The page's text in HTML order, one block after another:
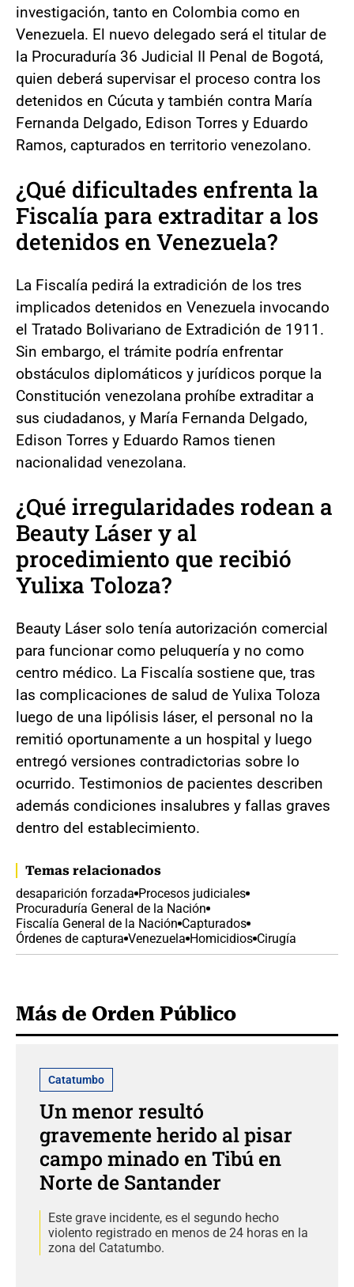
investigación, tanto en Colombia como en
Venezuela. El nuevo delegado será el titular de
la Procuraduría 36 Judicial II Penal de Bogotá,
quien deberá supervisar el proceso contra los
detenidos en Cúcuta y también contra María
Fernanda Delgado, Edison Torres y Eduardo
Ramos, capturados en territorio venezolano.
¿Qué dificultades enfrenta la
Fiscalía para extraditar a los
detenidos en Venezuela?
La Fiscalía pedirá la extradición de los tres
implicados detenidos en Venezuela invocando
el Tratado Bolivariano de Extradición de 1911.
Sin embargo, el trámite podría enfrentar
obstáculos diplomáticos y jurídicos porque la
Constitución venezolana prohíbe extraditar a
sus ciudadanos, y María Fernanda Delgado,
Edison Torres y Eduardo Ramos tienen
nacionalidad venezolana.
¿Qué irregularidades rodean a
Beauty Láser y al
procedimiento que recibió
Yulixa Toloza?
Beauty Láser solo tenía autorización comercial
para funcionar como peluquería y no como
centro médico. La Fiscalía sostiene que, tras
las complicaciones de salud de Yulixa Toloza
luego de una lipólisis láser, el personal no la
remitió oportunamente a un hospital y luego
entregó versiones contradictorias sobre lo
ocurrido. Testimonios de pacientes describen
además condiciones insalubres y fallas graves
dentro del establecimiento.
Temas relacionados
desaparición forzada Procesos judiciales
Procuraduría General de la Nación
Fiscalía General de la Nación Capturados
Órdenes de captura Venezuela Homicidios Cirugía
Más de Orden Público
Catatumbo
Un menor resultó
gravemente herido al pisar
campo minado en Tibú en
Norte de Santander
Este grave incidente, es el segundo hecho
violento registrado en menos de 24 horas en la
zona del Catatumbo.